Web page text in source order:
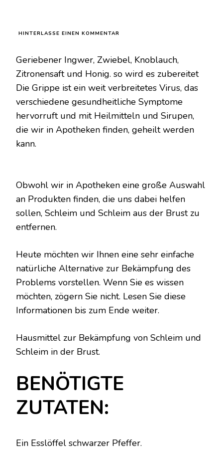
HINTERLASSE EINEN KOMMENTAR
ZWIEBEL,
KNOBLAUCH,
ZITRONENSAFT
UND
SO
WIRD
ZUBEREITET
Geriebener Ingwer, Zwiebel, Knoblauch,
Zitronensaft und Honig. so wird es zubereitet
Die Grippe ist ein weit verbreitetes Virus, das
verschiedene gesundheitliche Symptome
hervorruft und mit Heilmitteln und Sirupen,
die wir in Apotheken finden, geheilt werden
kann.
Obwohl wir in Apotheken eine große Auswahl
an Produkten finden, die uns dabei helfen
sollen, Schleim und Schleim aus der Brust zu
entfernen.
Heute möchten wir Ihnen eine sehr einfache
natürliche Alternative zur Bekämpfung des
Problems vorstellen. Wenn Sie es wissen
möchten, zögern Sie nicht. Lesen Sie diese
Informationen bis zum Ende weiter.
Hausmittel zur Bekämpfung von Schleim und
Schleim in der Brust.
BENÖTIGTE
ZUTATEN:
Ein Esslöffel schwarzer Pfeffer.